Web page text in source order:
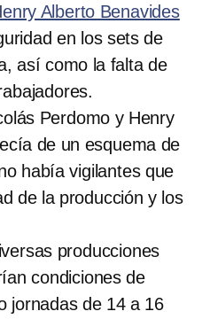
Alberto Benavides
en los sets de
así como la falta de
Perdomo y Henry
de un esquema de
había vigilantes que
de la producción y los
producciones
condiciones de
jornadas de 14 a 16